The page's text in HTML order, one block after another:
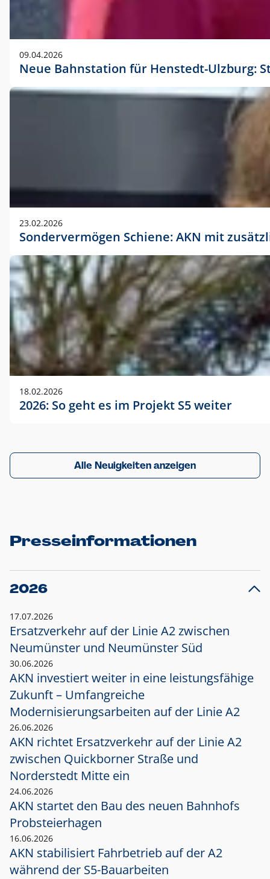
09.04.2026
Neue Bahnstation für Henstedt-Ulzburg:
23.02.2026
Sondervermögen Schiene: AKN mit
18.02.2026
2026: So geht es im Projekt S5 weiter
Alle Neuigkeiten anzeigen
Presseinformationen
2026
17.07.2026
Ersatzverkehr auf der Linie A2 zwischen
Neumünster und Neumünster Süd
30.06.2026
AKN investiert weiter in eine leistungsfähige
Zukunft – Umfangreiche
Modernisierungsarbeiten auf der Linie A2
26.06.2026
AKN richtet Ersatzverkehr auf der Linie A2
zwischen Quickborner Straße und
Norderstedt Mitte ein
24.06.2026
AKN startet den Bau des neuen Bahnhofs
Probsteierhagen
16.06.2026
AKN stabilisiert Fahrbetrieb auf der A2
während der S5-Bauarbeiten